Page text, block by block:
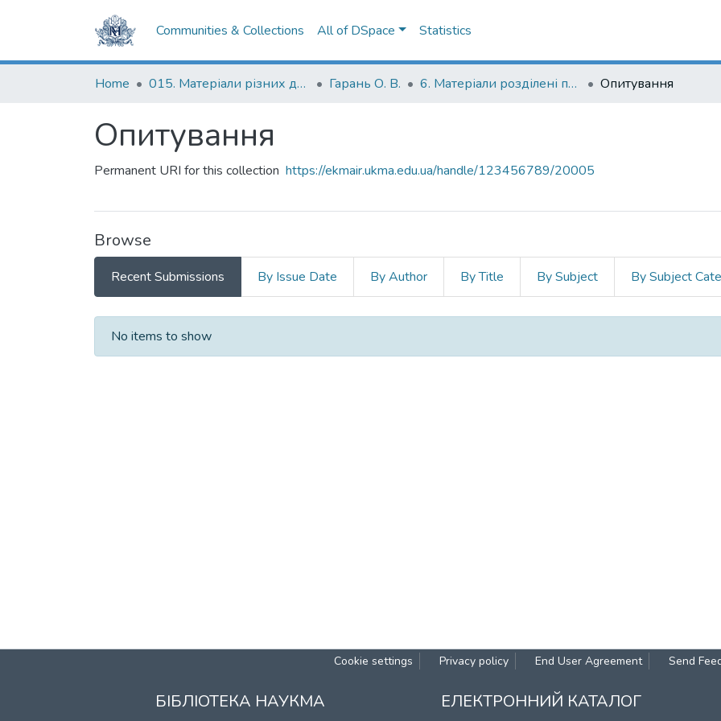
Communities & Collections All of DSpace Statistics
Home 015. Матеріали різних дослідників та організацій Гарань О. В. 6. Матеріали розділені по темах Опитування
Опитування
Permanent URI for this collection https://ekmair.ukma.edu.ua/handle/123456789/20005
Browse
Recent Submissions By Issue Date By Author By Title By Subject By Subject
Recent Submissions
No items to show
Cookie settings Privacy policy End User Agreement Send
БІБЛІОТЕКА НАУКМА ЕЛЕКТРОННИЙ КАТАЛОГ